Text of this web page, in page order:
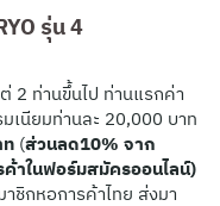
รุ่น 4
2 ท่านขึ้นไป ท่านแรกค่า
เนียมท่านละ 20,000 บาท
ท (ส่วนลด10% จาก
าในฟอร์มสมัครออนไลน์)
ชิกหอการค้าไทย ส่งมา